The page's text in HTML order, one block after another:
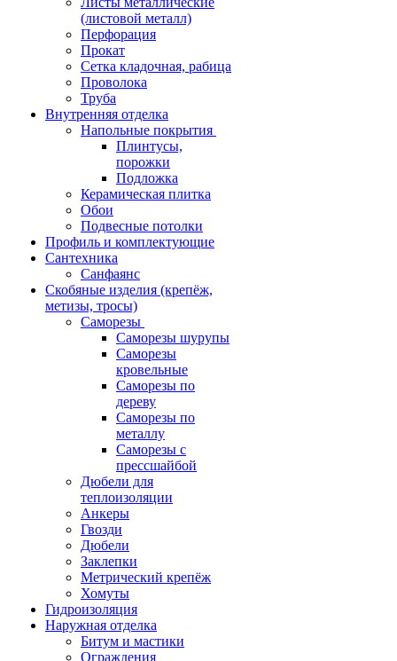
(листовой металл)
Перфорация
Прокат
Сетка кладочная, рабица
Проволока
Труба
Внутренняя отделка
Напольные покрытия
Плинтусы,
порожки
Подложка
Керамическая плитка
Обои
Подвесные потолки
Профиль и комплектующие
Сантехника
Санфаянс
Скобяные изделия (крепёж,
метизы, тросы)
Саморезы
Саморезы шурупы
Саморезы
кровельные
Саморезы по
дереву
Саморезы по
металлу
Саморезы с
прессшайбой
Дюбели для
теплоизоляции
Анкеры
Гвозди
Дюбели
Заклепки
Метрический крепёж
Хомуты
Гидроизоляция
Наружная отделка
Битум и мастики
Ограждения